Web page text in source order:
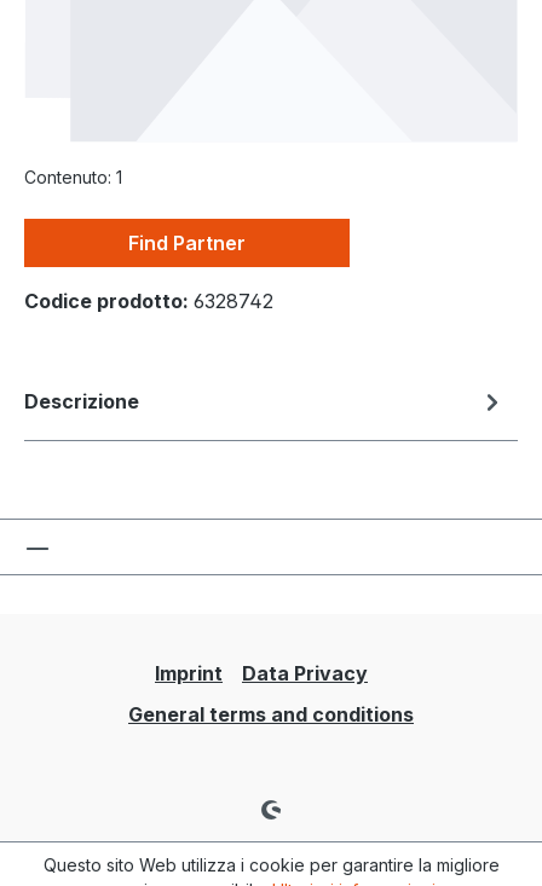
Contenuto: 1
Find Partner
Codice prodotto: 6328742
Descrizione
Imprint
Data Privacy
General terms and conditions
Questo sito Web utilizza i cookie per garantire la migliore